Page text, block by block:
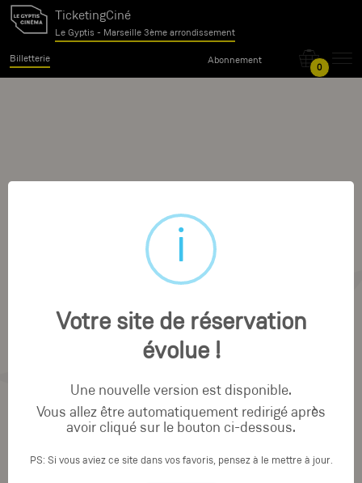
TicketingCiné
Le Gyptis - Marseille 3ème arrondissement
Billetterie Abonnement
0
Votre site de réservation
évolue !
Une nouvelle version est disponible.
Vous allez être automatiquement redirigé après
avoir cliqué sur le bouton ci-dessous.
PS: Si vous aviez ce site dans vos favoris, pensez à le mettre à jour.